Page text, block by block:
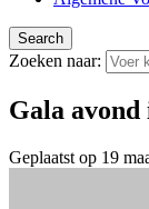
Search
Zoeken naar:
Gala avond
Geplaatst op 19